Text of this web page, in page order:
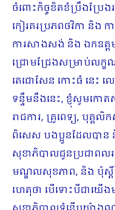
ចំពោះកិច្ចខិតខំប្រឹងប្រែ
កៀរគរប្រភពថវិកា និង
ការសាងសង់ និង ឯកឧត្ត
ជ្រោមជ្រែងសម្រាប់លក្ខណៈ
តេជោសែន កោះធំ នេះ ល
ទន្ទឹមនឹងនេះ, ខ្ញុំសូមកោ
រាជការ, គ្រូពេទ្យ, បុគ្គ
ពិសេស បងប្អូនដែលបាន
សុខាភិបាលជូនប្រជាពលរដ្
មណ្ឌលសុខភាព, និង ប៉ុ
ហេតុថា បើទោះបីជាយើង